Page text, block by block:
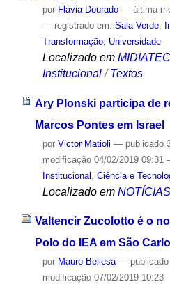
por Flávia Dourado — última
— registrado em: Sala Verde,
Transformação, Universidade
Localizado em
Institucional /Textos
Ary Plonski participa de
Marcos Pontes em Israel
por Victor Matioli — publicado
modificação04/02/2019 09:31
Institucional Ciência e
Localizado em NOTÍCIAS
Valtencir Zucolotto é o
Polo do IEA em São
por Mauro Bellesa — publicado
modificação07/02/2019 10:23